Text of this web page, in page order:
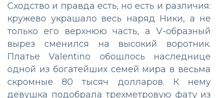
Сходство и правда есть, но есть и различия:
кружево украшало весь наряд Ники, а не
только его верхнюю часть, а V-образный
вырез сменился на высокий воротник.
Платье Valentino обошлось наследнице
одной из богатейших семей мира в весьма
скромные 80 тысяч долларов. К нему
девушка подобрала трехметровую фату из